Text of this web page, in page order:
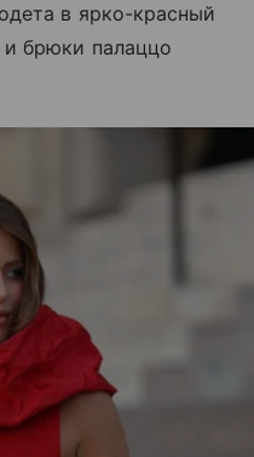
в ярко-красный
брюки палаццо